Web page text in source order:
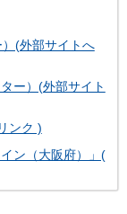
(外部サイトへ
ー）(外部サイト
ンク )
ン（大阪府）」(